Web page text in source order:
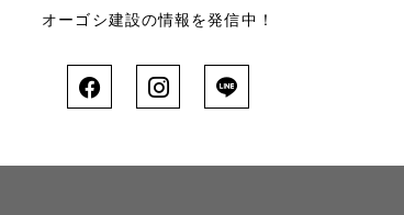
オーゴシ建設の情報を発信中！